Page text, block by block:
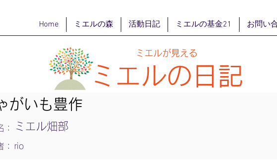
Home ミエルの森 活動日記 ミエルの基金21 お問い
ミエルが見える
ミエルの日記
がいも豊作
： ミエル畑部
： rio